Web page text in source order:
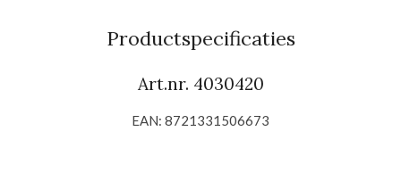
Productspecificaties
Art.nr. 4030420
EAN: 8721331506673